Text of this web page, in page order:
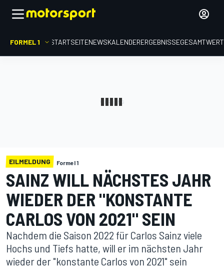
FORMEL 1 STARTSEITENEWSKALENDERERGEBNISSE
EILMELDUNG Formel 1
SAINZ WILL NÄCHSTES JAHR
WIEDER DER "KONSTANTE
CARLOS VON 2021" SEIN
Nachdem die Saison 2022 für Carlos Sainz viele
Hochs und Tiefs hatte, will er im nächsten Jahr
wieder der "konstante Carlos von 2021" sein